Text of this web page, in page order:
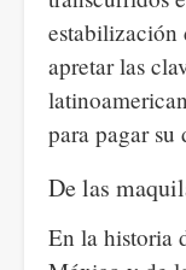
estabilización
apretar las
para pagar su
De las
En la historia